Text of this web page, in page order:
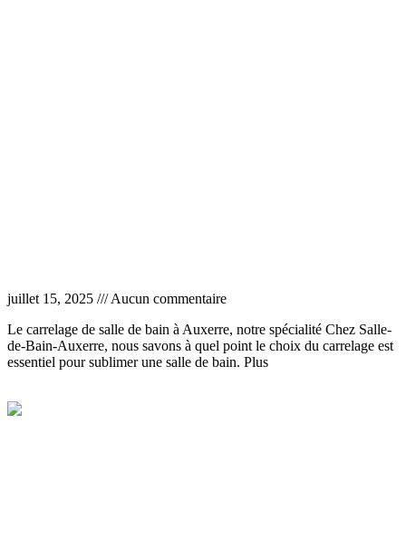
juillet 15, 2025
Aucun commentaire
Le carrelage de salle de bain à Auxerre, notre spécialité Chez Salle-
de-Bain-Auxerre, nous savons à quel point le choix du carrelage est
essentiel pour sublimer une salle de bain. Plus